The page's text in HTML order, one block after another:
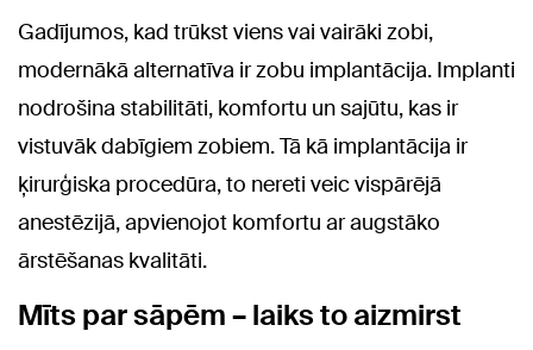
Gadījumos, kad trūkst viens vai vairāki zobi,
modernākā alternatīva ir zobu implantācija. Implanti
nodrošina stabilitāti, komfortu un sajūtu, kas ir
vistuvāk dabīgiem zobiem. Tā kā implantācija ir
ķirurģiska procedūra, to nereti veic vispārējā
anestēzijā, apvienojot komfortu ar augstāko
ārstēšanas kvalitāti.
Mīts par sāpēm – laiks to aizmirst